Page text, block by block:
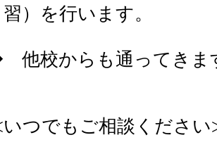
）を行います。
校からも通ってきま
つでもご相談くださ